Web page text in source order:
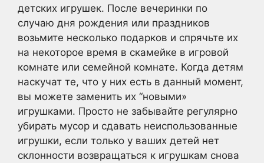
детских игрушек. После вечеринки по
случаю дня рождения или праздников
возьмите несколько подарков и спрячьте их
на некоторое время в скамейке в игровой
комнате или семейной комнате. Когда детям
наскучат те, что у них есть в данный момент,
вы можете заменить их “новыми»
игрушками. Просто не забывайте регулярно
убирать мусор и сдавать неиспользованные
игрушки, если только у ваших детей нет
склонности возвращаться к игрушкам снова